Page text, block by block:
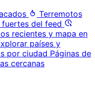
Terremotos
del feed
recientes y mapa en
países y
por ciudad Páginas de
cercanas